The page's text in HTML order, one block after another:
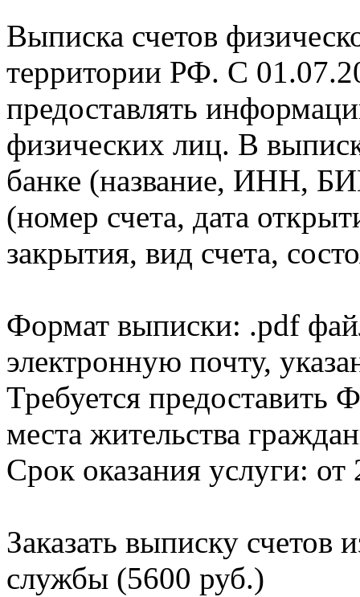
Выписка счетов
территории РФ. С
предоставлять
физических лиц. В
банке (название, ИНН,
(номер счета, дата
закрытия, вид счета,
Формат выписки: .pdf
электронную почту,
Требуется
места жительства
Срок оказания услуги: от
Заказать выписку счетов
службы (5600 руб.)